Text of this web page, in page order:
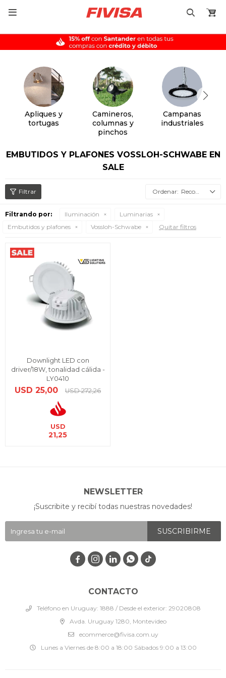

Apliques y
tortugas
Camineros,
columnas y
pinchos
Campanas
industriales
EMBUTIDOS Y PLAFONES VOSSLOH-SCHWABE EN
SALE
Recomendados
Filtrando por: Iluminación
Luminarias
Embutidos y plafones
Vossloh-Schwabe Quitar filtros
Downlight LED con
driver/18W, tonalidad cálida -
LY0410
USD 25,00 USD 272,26
USD
21,25
CONTACTO
Teléfono en Uruguay: 1888 / Desde el exterior: 29020808
Avda. Uruguay 1280, Montevideo
ecommerce@fivisa.com.uy
Lunes a Viernes de 8:00 a 18:00 Sábados 9:00 a 13:00
NEWSLETTER
¡Suscribite y recibí todas nuestras novedades!
SUSCRIBIRME
   